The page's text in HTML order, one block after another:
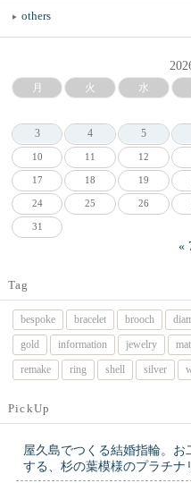
others
月 火 水
3
4 5
10 11 12
17 18 19
24 25 26
31
«
Tag
bespoke bracelet brooch
gold
information jewelry
remake
ring shell silver
PickUp
屋久島でつくる結婚指輪。
する、杉の葉模様のプラチナ